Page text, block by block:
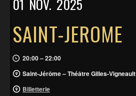
01 NOV. 2025
SAINT-JEROME
20:00 – 22:00
Saint-Jérôme – Théâtre Gilles-Vigneault
Billetterie